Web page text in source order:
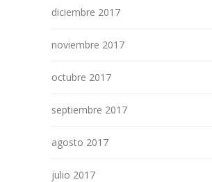
diciembre 2017
noviembre 2017
octubre 2017
septiembre 2017
agosto 2017
julio 2017